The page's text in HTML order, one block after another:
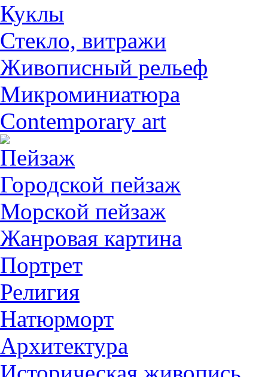
Куклы
Стекло, витражи
Живописный рельеф
Микроминиатюра
Contemporary art
Пейзаж
Городской пейзаж
Морской пейзаж
Жанровая картина
Портрет
Религия
Натюрморт
Архитектура